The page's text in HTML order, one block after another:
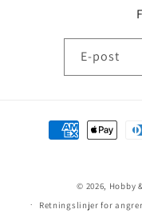
E-post
Betalingsmåter
© 2026, Hobby
Retningslinjer for